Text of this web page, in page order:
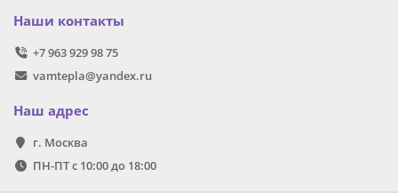
Наши контакты
+7 963 929 98 75
vamtepla@yandex.ru
Наш адрес
г. Москва
ПН-ПТ с 10:00 до 18:00